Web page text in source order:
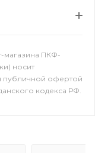
магазина ПКФ-
носит
публичной офертой
кодекса РФ.